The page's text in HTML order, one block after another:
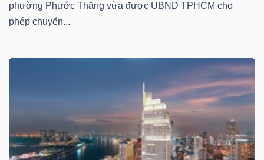
phường Phước Thắng vừa được UBND TPHCM cho
phép chuyển...